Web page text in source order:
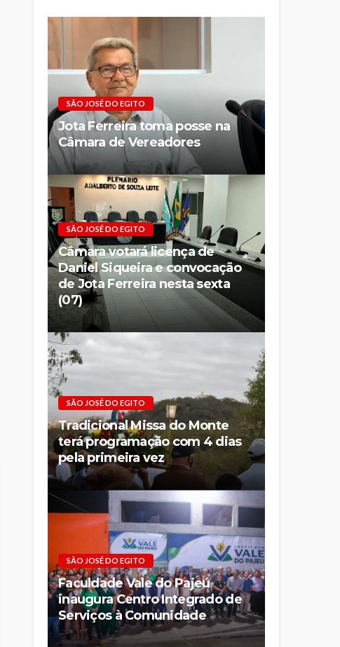
SÃO JOSÉ DO EGITO
Jota Ferreira toma posse na
Câmara de Vereadores
SÃO JOSÉ DO EGITO
Câmara votará licença de
Daniel Siqueira e convocação
de Jota Ferreira nesta sexta
(07)
SÃO JOSÉ DO EGITO
Tradicional Missa do Monte
terá programação com 4 dias
pela primeira vez
SÃO JOSÉ DO EGITO
Faculdade Vale do Pajeú
inaugura Centro Integrado de
Serviços à Comunidade